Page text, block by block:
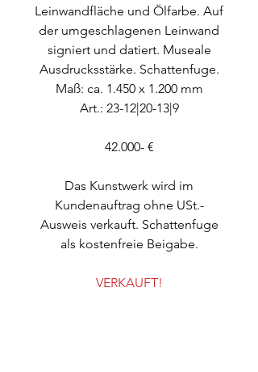
Leinwandfläche und Ölfarbe. Auf
der umgeschlagenen Leinwand
signiert und datiert. Museale
Ausdrucksstärke. Schattenfuge.
Maß: ca. 1.450 x 1.200 mm
Art.: 23-12|20-13|9
42.000- €
Das Kunstwerk wird im
Kundenauftrag ohne USt.-
Ausweis verkauft. Schattenfuge
als kostenfreie Beigabe.
VERKAUFT!